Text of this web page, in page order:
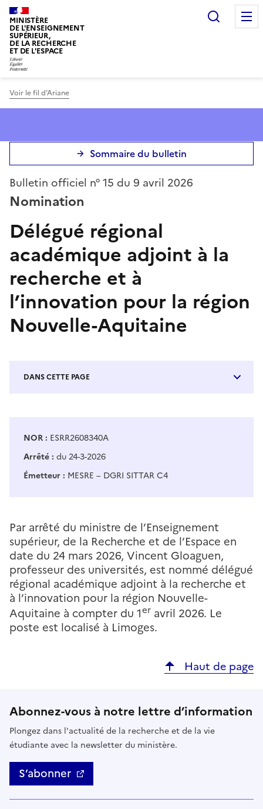
MINISTÈRE
DE L'ENSEIGNEMENT
SUPÉRIEUR,
DE LA RECHERCHE
ET DE L'ESPACE
Voir le fil d’Ariane
Bulletin officiel n° 15 du 9 avril 2026
Nomination
Sommaire du bulletin
Délégué régional
académique adjoint à la
recherche et à
l’innovation pour la région
Nouvelle-Aquitaine
DANS CETTE PAGE
NOR : ESRR2608340A
Arrêté : du 24-3-2026
Émetteur : MESRE – DGRI SITTAR C4
Par arrêté du ministre de l’Enseignement
supérieur, de la Recherche et de l’Espace en
date du 24 mars 2026, Vincent Gloaguen,
professeur des universités, est nommé délégué
régional académique adjoint à la recherche et
à l’innovation pour la région Nouvelle-
Aquitaine à compter du 1er avril 2026. Le
poste est localisé à Limoges.
Haut de page
Abonnez-vous à notre lettre d’information
Plongez dans l'actualité de la recherche et de la vie
étudiante avec la newsletter du ministère.
S’abonner
Panneau de gestion des cookies